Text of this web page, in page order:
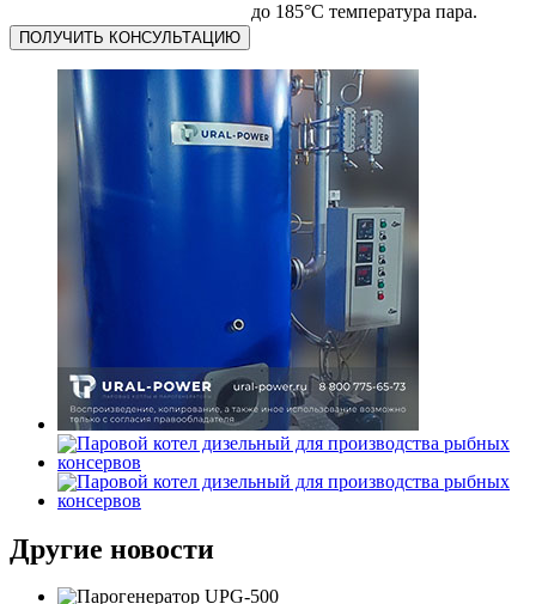
до 185°С температура пара.
ПОЛУЧИТЬ КОНСУЛЬТАЦИЮ
Другие новости